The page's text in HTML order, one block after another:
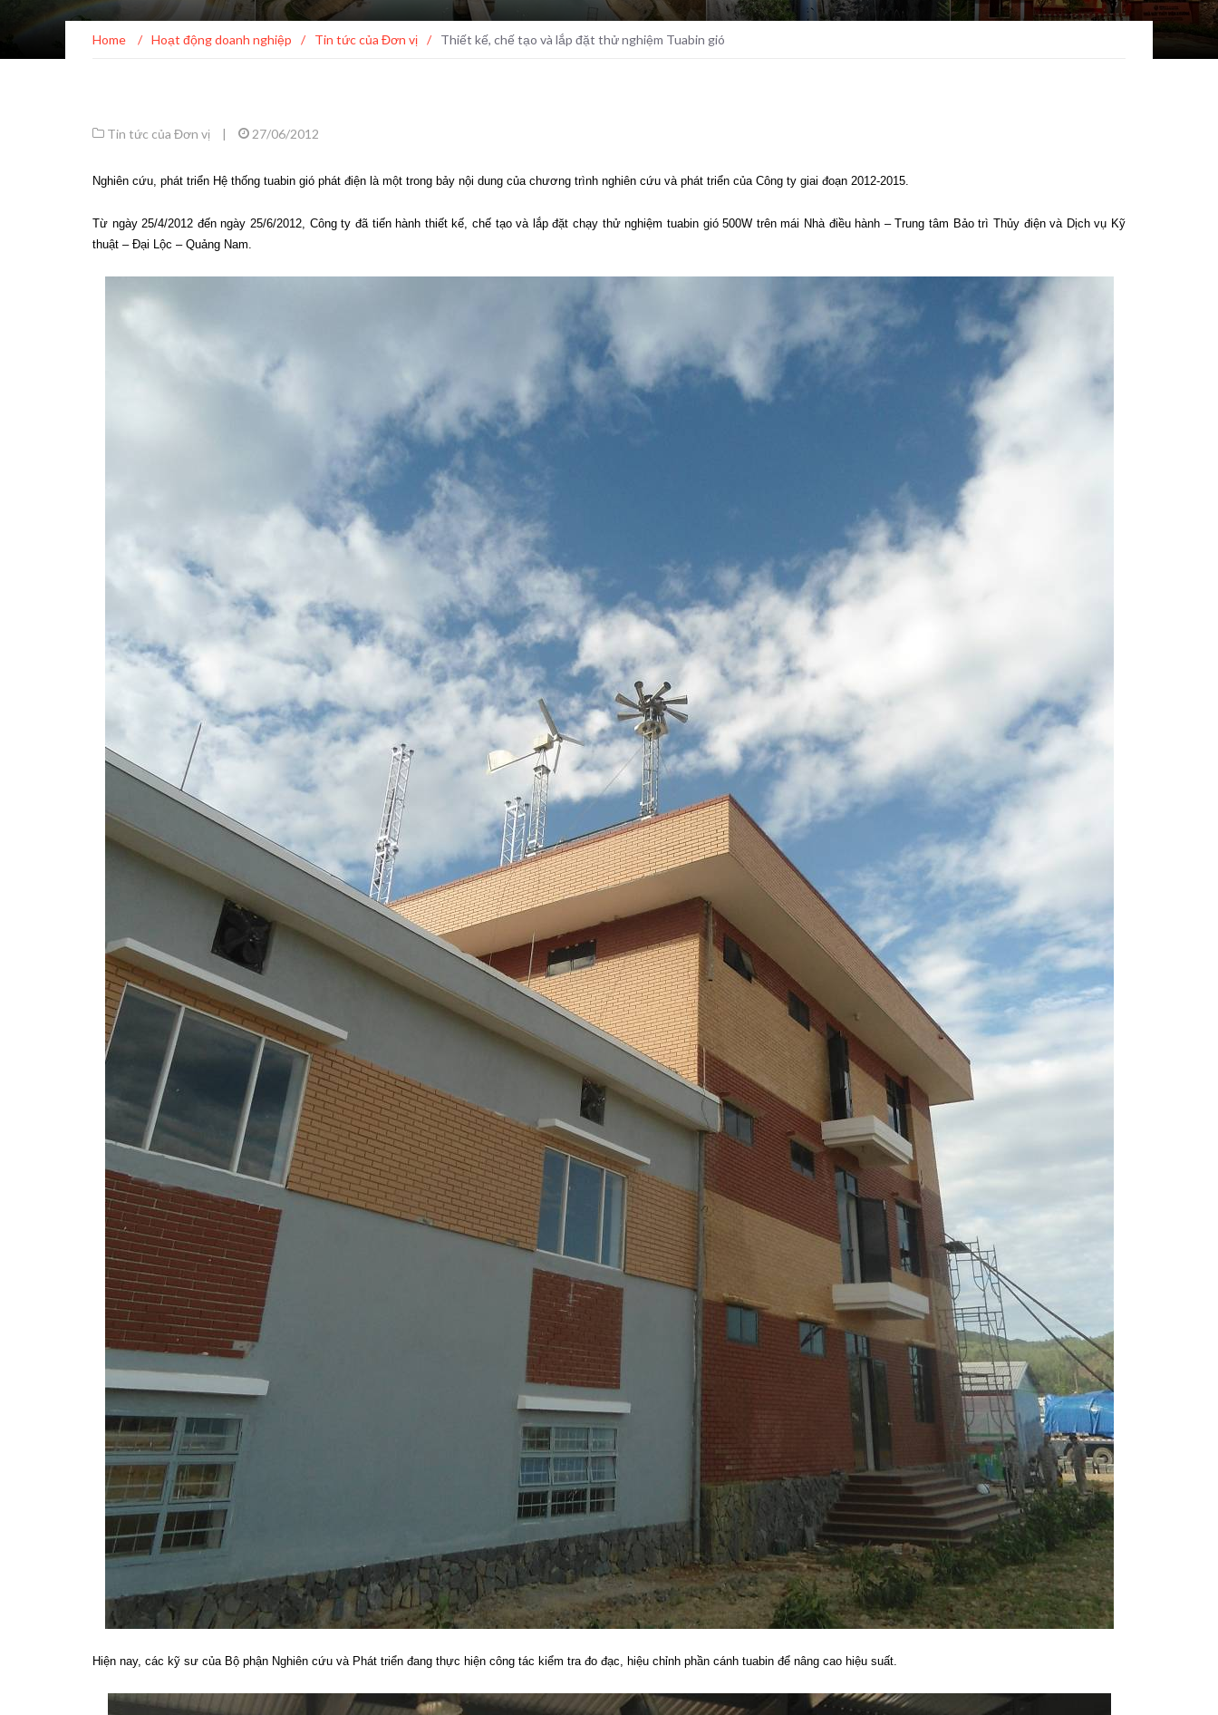
Home / Hoạt động doanh nghiệp / Tin tức của Đơn vị / Thiết kế, chế tạo và lắp đặt thử nghiệm Tuabin gió
Tin tức của Đơn vị | 27/06/2012
Nghiên cứu, phát triển Hệ thống tuabin gió phát điện là một trong bảy nội dung của chương trình nghiên cứu và phát triển của Công ty giai đoạn 2012-2015.
Từ ngày 25/4/2012 đến ngày 25/6/2012, Công ty đã tiến hành thiết kế, chế tạo và lắp đặt chạy thử nghiệm tuabin gió 500W trên mái Nhà điều hành – Trung tâm Bảo trì Thủy điện và Dịch vụ Kỹ
thuật – Đại Lộc – Quảng Nam.
Hiện nay, các kỹ sư của Bộ phận Nghiên cứu và Phát triển đang thực hiện công tác kiểm tra đo đạc, hiệu chỉnh phần cánh tuabin để nâng cao hiệu suất.